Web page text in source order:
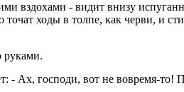
вздохами - видит внизу
ходы в толпе, как черви, и
руками.
- Ах, господи, вот не вовремя-то!